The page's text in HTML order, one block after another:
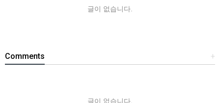
글이 없습니다.
+
Comments
글이 없습니다.